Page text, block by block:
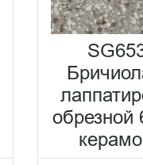
обрезной